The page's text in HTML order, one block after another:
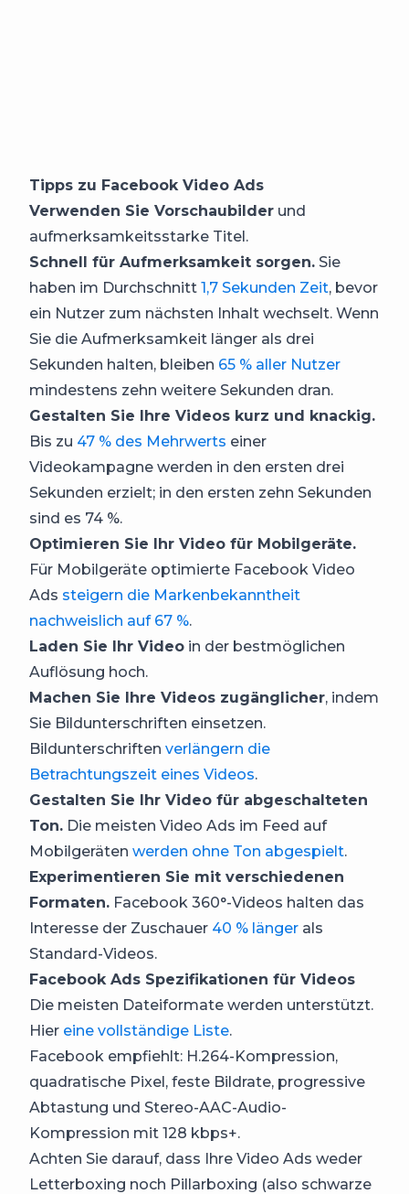
Tipps zu Facebook Video Ads
Verwenden Sie Vorschaubilder und
aufmerksamkeitsstarke Titel.
Schnell für Aufmerksamkeit sorgen. Sie
haben im Durchschnitt 1,7 Sekunden Zeit, bevor
ein Nutzer zum nächsten Inhalt wechselt. Wenn
Sie die Aufmerksamkeit länger als drei
Sekunden halten, bleiben 65 % aller Nutzer
mindestens zehn weitere Sekunden dran.
Gestalten Sie Ihre Videos kurz und knackig.
Bis zu 47 % des Mehrwerts einer
Videokampagne werden in den ersten drei
Sekunden erzielt; in den ersten zehn Sekunden
sind es 74 %.
Optimieren Sie Ihr Video für Mobilgeräte.
Für Mobilgeräte optimierte Facebook Video
Ads steigern die Markenbekanntheit
nachweislich auf 67 %.
Laden Sie Ihr Video in der bestmöglichen
Auflösung hoch.
Machen Sie Ihre Videos zugänglicher, indem
Sie Bildunterschriften einsetzen.
Bildunterschriften verlängern die
Betrachtungszeit eines Videos.
Gestalten Sie Ihr Video für abgeschalteten
Ton. Die meisten Video Ads im Feed auf
Mobilgeräten werden ohne Ton abgespielt.
Experimentieren Sie mit verschiedenen
Formaten. Facebook 360°-Videos halten das
Interesse der Zuschauer 40 % länger als
Standard-Videos.
Facebook Ads Spezifikationen für Videos
Die meisten Dateiformate werden unterstützt.
Hier eine vollständige Liste.
Facebook empfiehlt: H.264-Kompression,
quadratische Pixel, feste Bildrate, progressive
Abtastung und Stereo-AAC-Audio-
Kompression mit 128 kbps+.
Achten Sie darauf, dass Ihre Video Ads weder
Letterboxing noch Pillarboxing (also schwarze